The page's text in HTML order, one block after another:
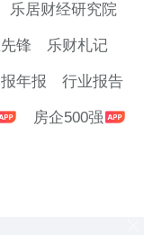
乐居财经研究院
锋 乐财札记
年报 行业报告
房企500强